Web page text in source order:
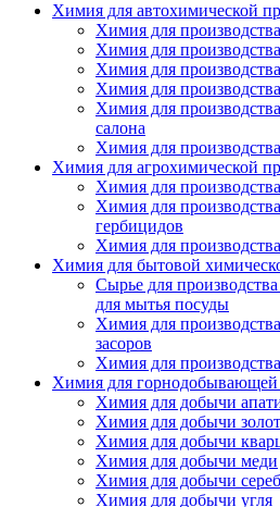
Химия для автохимической
Химия для
Химия для
Химия для
Химия для
Химия для
салона
Химия для
Химия для агрохимической
Химия для
Химия для
гербицидов
Химия для
Химия для бытовой
Сырье для
для мытья посуды
Химия для
засоров
Химия для
Химия для горнодобывающей
Химия для добычи
Химия для добычи
Химия для добычи
Химия для добычи меди
Химия для добычи
Химия для добычи угля